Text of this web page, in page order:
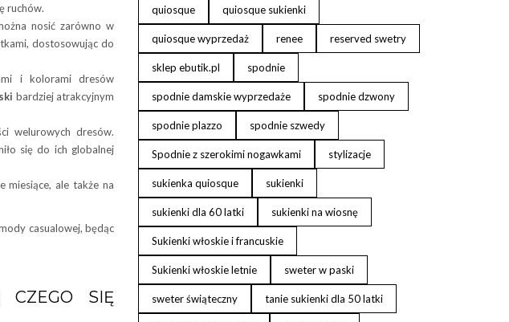
ruchów.
nosić zarówno w
dostosowując do
i kolorami dresów
bardziej atrakcyjnym
welurowych dresów.
się do ich globalnej
miesiące, ale także na
casualowej, będąc
CZEGO SIĘ
quiosque quiosque sukienki
quiosque wyprzedaż renee reserved swetry
sklep ebutik.pl spodnie
spodnie damskie wyprzedaże spodnie dzwony
spodnie plazzo spodnie szwedy
Spodnie z szerokimi nogawkami stylizacje
sukienka quiosque sukienki
sukienki dla 60 latki sukienki na wiosnę
Sukienki włoskie i francuskie
Sukienki włoskie letnie sweter w paski
sweter świąteczny tanie sukienki dla 50 latki